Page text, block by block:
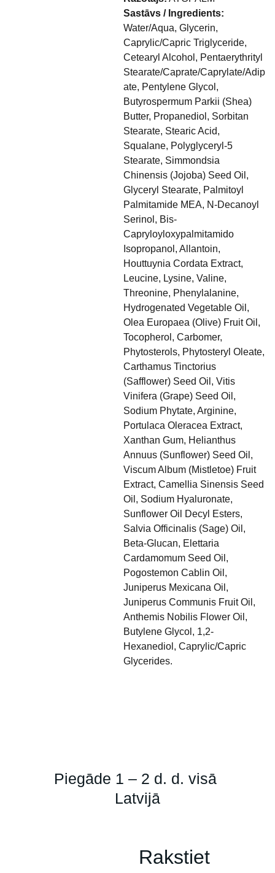
Sastāvs / Ingredients:
Water/Aqua, Glycerin,
Caprylic/Capric Triglyceride,
Cetearyl Alcohol, Pentaerythrityl
Stearate/Caprate/Caprylate/Adip
ate, Pentylene Glycol,
Butyrospermum Parkii (Shea)
Butter, Propanediol, Sorbitan
Stearate, Stearic Acid,
Squalane, Polyglyceryl-5
Stearate, Simmondsia
Chinensis (Jojoba) Seed Oil,
Glyceryl Stearate, Palmitoyl
Palmitamide MEA, N-Decanoyl
Serinol, Bis-
Capryloyloxypalmitamido
Isopropanol, Allantoin,
Houttuynia Cordata Extract,
Leucine, Lysine, Valine,
Threonine, Phenylalanine,
Hydrogenated Vegetable Oil,
Olea Europaea (Olive) Fruit Oil,
Tocopherol, Carbomer,
Phytosterols, Phytosteryl Oleate,
Carthamus Tinctorius
(Safflower) Seed Oil, Vitis
Vinifera (Grape) Seed Oil,
Sodium Phytate, Arginine,
Portulaca Oleracea Extract,
Xanthan Gum, Helianthus
Annuus (Sunflower) Seed Oil,
Viscum Album (Mistletoe) Fruit
Extract, Camellia Sinensis Seed
Oil, Sodium Hyaluronate,
Sunflower Oil Decyl Esters,
Salvia Officinalis (Sage) Oil,
Beta-Glucan, Elettaria
Cardamomum Seed Oil,
Pogostemon Cablin Oil,
Juniperus Mexicana Oil,
Juniperus Communis Fruit Oil,
Anthemis Nobilis Flower Oil,
Butylene Glycol, 1,2-
Hexanediol, Caprylic/Capric
Glycerides.
Rakstiet
Piegāde 1 – 2 d. d. visā
Latvijā